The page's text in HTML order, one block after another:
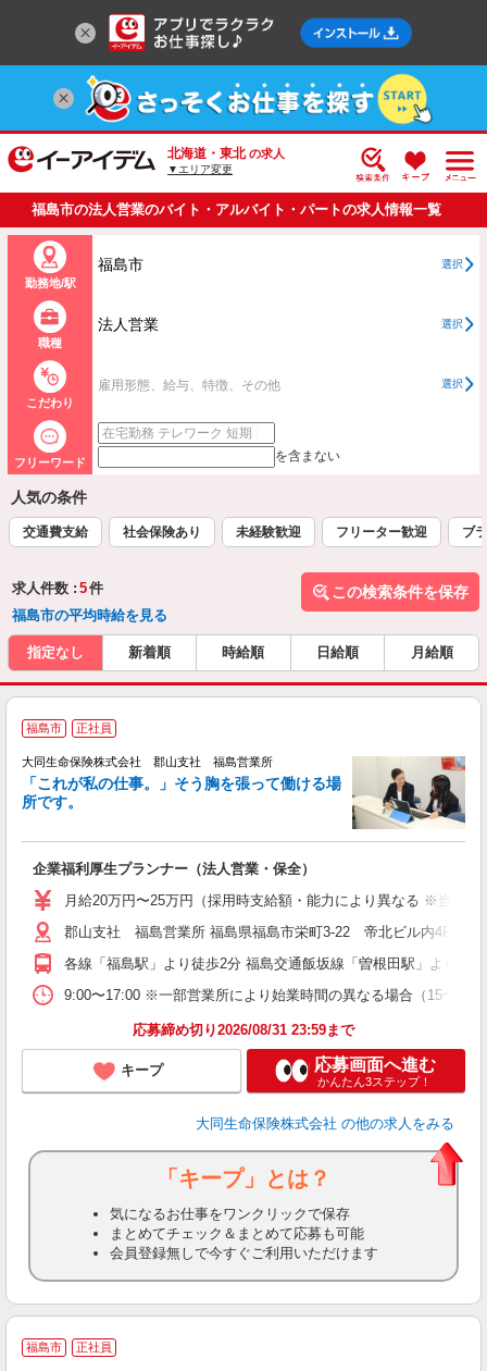
北海道・東北 の求人
▼エリア変更
福島市の法人営業のバイト・アルバイト・パートの求人情報一覧
勤務地/駅
福島市 選択
職種
法人営業 選択
こだわり
雇用形態、給与、特徴、その他 選択
フリーワード を含まない
人気の条件
交通費支給 社会保険あり 未経験歓迎 フリーター歓迎 ブ
求人件数 : 5件
福島市の平均時給を見る
この検索条件を保存
指定なし 新着順 時給順 日給順 月給順
福島市 正社員
大同生命保険株式会社 郡山支社 福島営業所
「これが私の仕事。」そう胸を張って働ける場
所です。
企業福利厚生プランナー（法人営業・保全）
月給20万円〜25万円（採用時支給額・能力により異なる ※当社
郡山支社 福島営業所 福島県福島市栄町3-22 帝北ビル内4F ※お
各線「福島駅」より徒歩2分 福島交通飯坂線「曽根田駅」より徒
9:00〜17:00 ※一部営業所により始業時間の異なる場合（15〜20
応募締め切り2026/08/31 23:59まで
キープ 応募画面へ進む
かんたん3ステップ！
大同生命保険株式会社 の他の求人をみる
「キープ」とは？
気になるお仕事をワンクリックで保存
まとめてチェック＆まとめて応募も可能
会員登録無しで今すぐご利用いただけます
福島市 正社員